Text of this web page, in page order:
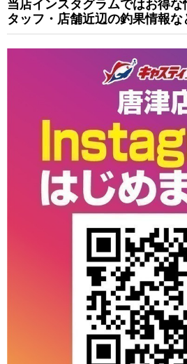
当店インスタグラムではお得
タッフ・店舗近辺の釣果情報な